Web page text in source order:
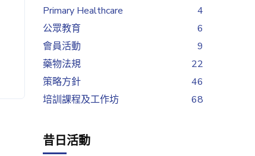
Primary Healthcare
4
公眾教育
6
會員活動
9
藥物法規
22
策略方針
46
培訓課程及工作坊
68
昔日活動